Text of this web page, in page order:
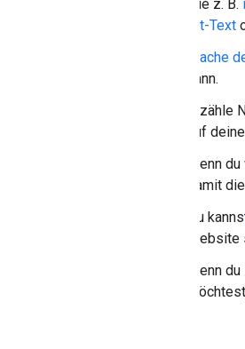
wie z. B.
Alt-Text
Mache
kann.
auf
Wenn
damit
Du
Wenn